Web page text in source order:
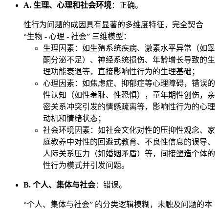
A. 生理、心理和社会环境：正确。
性行为问题的成因具有显著的多维度特征，完全契合
“生物 - 心理 - 社会” 三维模型：
生理因素：如生殖系统疾病、激素水平异常（如睾
酮分泌不足）、神经系统损伤、年龄增长导致的生
理功能衰退等，直接影响性行为的生理基础；
心理因素：如焦虑症、抑郁症等心理障碍，错误的
性认知（如性羞耻、性恐惧），童年期性创伤，亲
密关系冲突引发的情感疏离等，影响性行为的心理
动机和情绪状态；
社会环境因素：如社会文化对性的压抑性观念、家
庭教养中对性的回避式教育、不良性信息的误导、
人际关系压力（如婚姻矛盾）等，间接塑造个体的
性行为模式并引发问题。
B. 个人、集体与社会：错误。
“个人、集体与社会” 的分类逻辑模糊，未触及问题的本